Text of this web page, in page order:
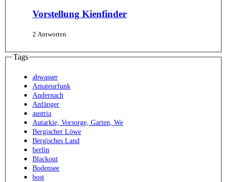
Vorstellung Kienfinder
2 Antworten
Tags
abwasser
Amateurfunk
Andernach
Anfänger
austria
Autarkie, Vorsorge, Garten, We
Bergischer Löwe
Bergisches Land
berlin
Blackout
Bodensee
bost